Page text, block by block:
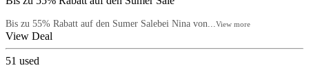
Bis zu 55% Rabatt auf den Sumer Salebei Nina von... View more
View Deal
51 used